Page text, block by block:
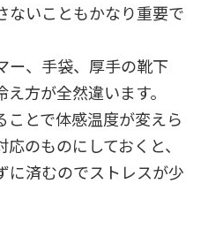
ないこともかなり重要で
ー、手袋、厚手の靴下
方が全然違います。
ことで体感温度が変えら
のものにしておくと、
に済むのでストレスが少